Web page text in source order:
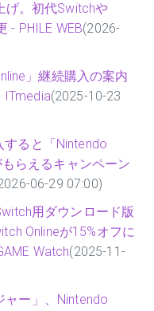
げ。初代Switchや
- PHILE WEB(2026-
」継続購入の案内
ITmedia(2025-10-23
ると「Nintendo
らえるキャンペーン
06-29 07:00)
用ダウンロード版
Onlineが15%オフに
Watch(2025-11-
ャー」、Nintendo